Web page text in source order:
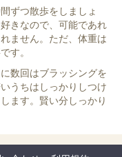
ずつ散歩をしましょ
きなので、可能であれ
ません。ただ、体重は
す。
数回はブラッシングを
うちはしっかりしつけ
ます。賢い分しっかり